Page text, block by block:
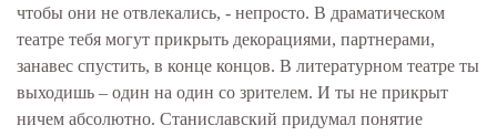
чтобы они не отвлекались, - непросто. В драматическом
театре тебя могут прикрыть декорациями, партнерами,
занавес спустить, в конце концов. В литературном театре ты
выходишь – один на один со зрителем. И ты не прикрыт
ничем абсолютно. Станиславский придумал понятие